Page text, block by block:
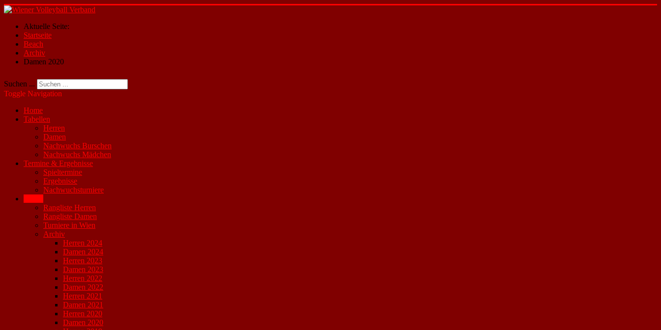
Aktuelle Seite:
Startseite
Beach
Archiv
Damen 2020
Suchen ...
Toggle Navigation
Home
Tabellen
Herren
Damen
Nachwuchs Burschen
Nachwuchs Mädchen
Termine & Ergebnisse
Spieltermine
Ergebnisse
Nachwuchsturniere
Rangliste Herren
Rangliste Damen
Turniere in Wien
Archiv
Herren 2024
Damen 2024
Herren 2023
Damen 2023
Herren 2022
Damen 2022
Herren 2021
Damen 2021
Herren 2020
Damen 2020